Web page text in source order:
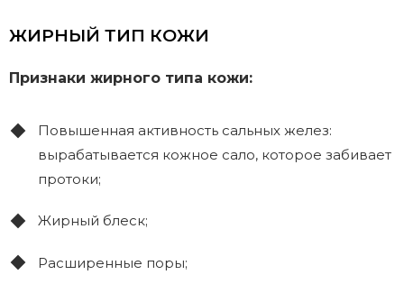
ЖИРНЫЙ ТИП КОЖИ
Признаки жирного типа кожи:
Повышенная активность сальных желез:
вырабатывается кожное сало, которое забивает
протоки;
Жирный блеск;
Расширенные поры;